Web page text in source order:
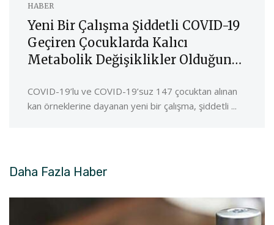
HABER
Yeni Bir Çalışma Şiddetli COVID-19
Geçiren Çocuklarda Kalıcı
Metabolik Değişiklikler Olduğunu
COVID-19’lu ve COVID-19’suz 147 çocuktan alınan
kan örneklerine dayanan yeni bir çalışma, şiddetli ...
Daha Fazla Haber